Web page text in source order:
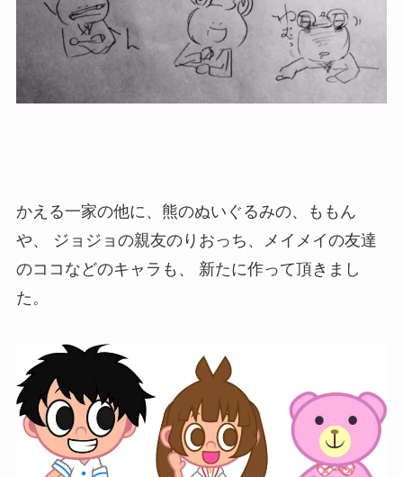
かえる一家の他に、熊のぬいぐるみの、ももん
や、 ジョジョの親友のりおっち、メイメイの友達
のココなどのキャラも、 新たに作って頂きまし
た。